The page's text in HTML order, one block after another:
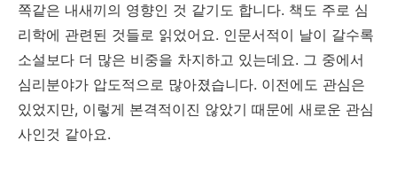
쪽같은 내새끼의 영향인 것 같기도 합니다. 책도 주로 심
리학에 관련된 것들로 읽었어요. 인문서적이 날이 갈수록
소설보다 더 많은 비중을 차지하고 있는데요. 그 중에서
심리분야가 압도적으로 많아졌습니다. 이전에도 관심은
있었지만, 이렇게 본격적이진 않았기 때문에 새로운 관심
사인것 같아요.